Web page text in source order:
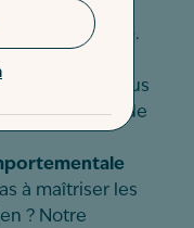
soyez rapide .
que les
plus
attendez de
à maîtriser les
? Notre